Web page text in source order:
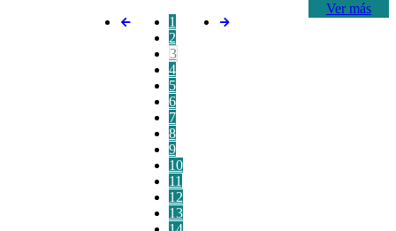
Ver más
1
2
3
4
5
6
7
8
9
10
11
12
13